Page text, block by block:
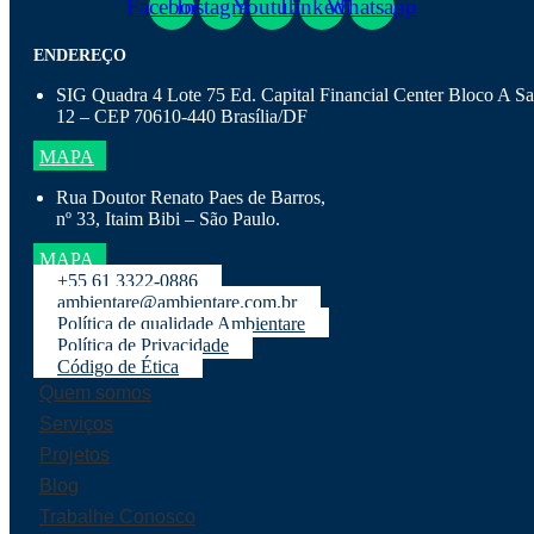
FacebookInstagramYoutubeLinkedinWhatsapp
ENDEREÇO
SIG Quadra 4 Lote 75 Ed. Capital Financial Center Bloco A
12 – CEP 70610-440 Brasília/DF
MAPA
Rua Doutor Renato Paes de Barros,
nº 33, Itaim Bibi – São Paulo.
MAPA
+55 61 3322-0886
ambientare@ambientare.com.br
Política de qualidade Ambientare
Política de Privacidade
Código de Ética
Quem somos
Serviços
Projetos
Blog
Trabalhe Conosco